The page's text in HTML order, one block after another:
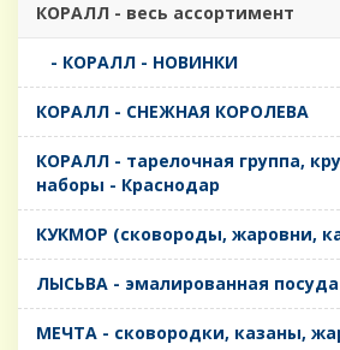
КОРАЛЛ - весь ассортимент
- КОРАЛЛ - НОВИНКИ
КОРАЛЛ - СНЕЖНАЯ КОРОЛЕВА
КОРАЛЛ - тарелочная группа,
наборы - Краснодар
КУКМОР (сковороды, жаровни,
ЛЫСЬВА - эмалированная посуда
МЕЧТА - сковородки, казаны,